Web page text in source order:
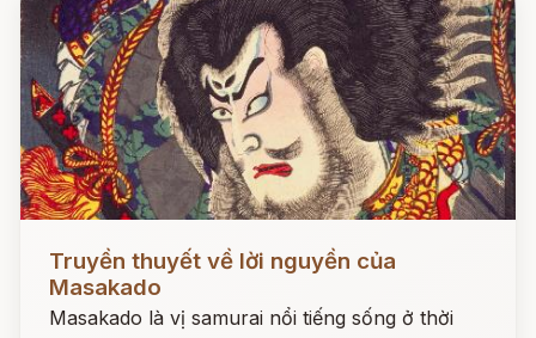
Đọc ngay
Truyền thuyết về lời nguyền của
Masakado
Masakado là vị samurai nổi tiếng sống ở thời